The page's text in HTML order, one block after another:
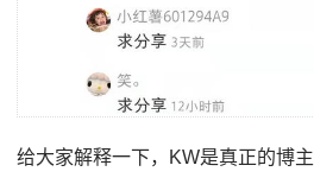
给大家解释一下，KW是真正的博